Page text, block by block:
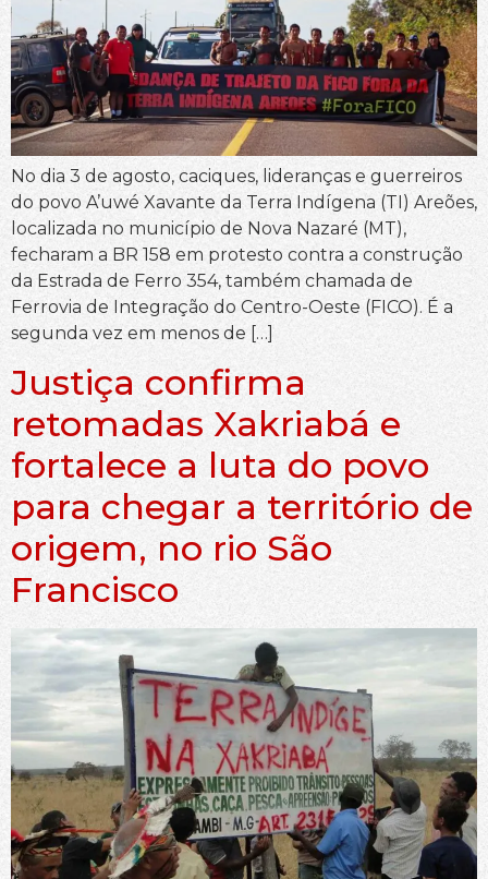
No dia 3 de agosto, caciques, lideranças e guerreiros
do povo A’uwé Xavante da Terra Indígena (TI) Areões,
localizada no município de Nova Nazaré (MT),
fecharam a BR 158 em protesto contra a construção
da Estrada de Ferro 354, também chamada de
Ferrovia de Integração do Centro-Oeste (FICO). É a
segunda vez em menos de […]
Justiça confirma
retomadas Xakriabá e
fortalece a luta do povo
para chegar a território de
origem, no rio São
Francisco